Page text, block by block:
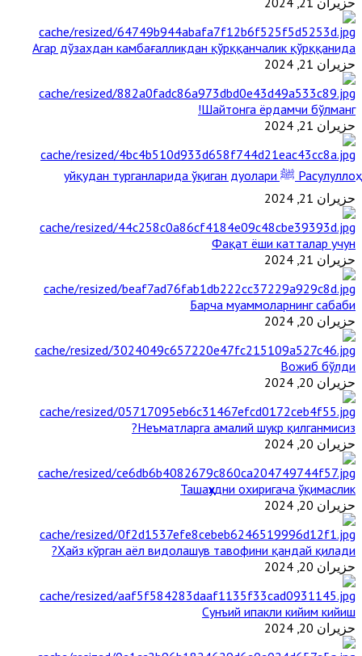
Агар дўзахдан камбағалликдан қўрққанчалик қўрққанида
حزيران 21, 2024
Шайтонга ёрдамчи бўлманг!
حزيران 21, 2024
Расулуллоҳ ﷺ уйқудан турганларида ўқиган дуолари
حزيران 21, 2024
Фақат ёши катталар учун
حزيران 21, 2024
Барча муаммоларнинг сабаби
حزيران 20, 2024
Вожиб бўлди
حزيران 20, 2024
Неъматларга амалий шукр қилганмисиз?
حزيران 20, 2024
Ташаҳҳудни охиригача ўқимаслик
حزيران 20, 2024
Ҳайз кўрган аёл видолашув тавофини қандай қилади?
حزيران 20, 2024
Сунъий ипакли кийим кийиш
حزيران 20, 2024